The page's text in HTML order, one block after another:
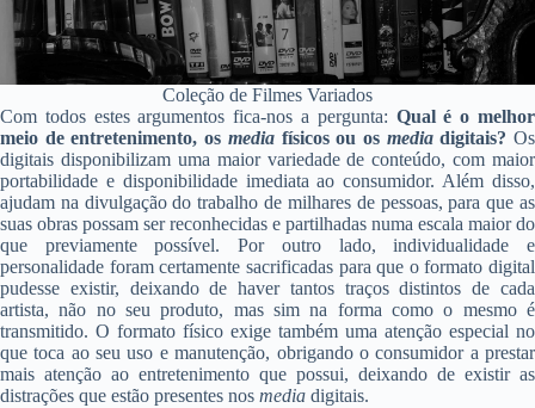
Coleção de Filmes Variados
Com todos estes argumentos fica-nos a pergunta: Qual é o melhor
meio de entretenimento, os media físicos ou os mediadigitais? Os
digitais disponibilizam uma maior variedade de conteúdo, com maior
portabilidade e disponibilidade imediata ao consumidor. Além disso,
ajudam na divulgação do trabalho de milhares de pessoas, para que as
suas obras possam ser reconhecidas e partilhadas numa escala maior do
que previamente possível. Por outro lado, individualidade e
personalidade foram certamente sacrificadas para que o formato digital
pudesse existir, deixando de haver tantos traços distintos de cada
artista, não no seu produto, mas sim na forma como o mesmo é
transmitido. O formato físico exige também uma atenção especial no
que toca ao seu uso e manutenção, obrigando o consumidor a prestar
mais atenção ao entretenimento que possui, deixando de existir as
distrações que estão presentes nos media digitais.